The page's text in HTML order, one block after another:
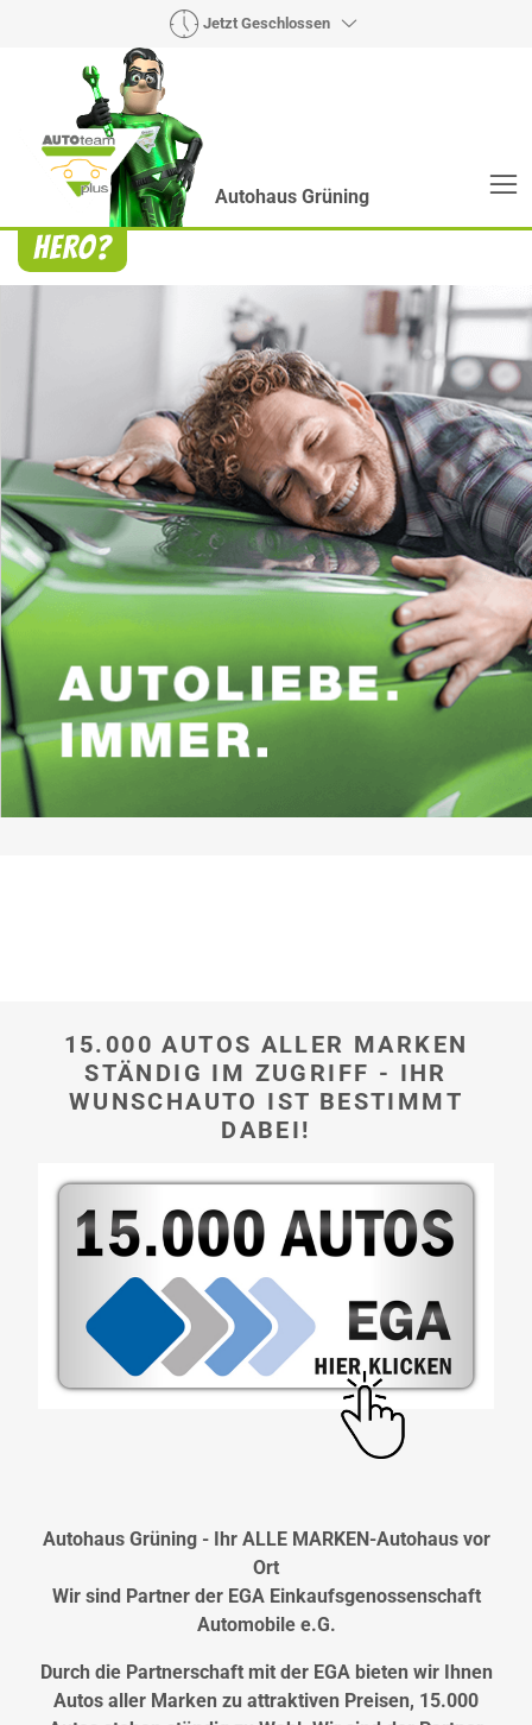
Jetzt Geschlossen
Autohaus Grüning
Heroes? Findet man bei uns!
Wie auch wir bringen Handmaker Herby, Rollin‘
Robby und Engineering Esy mit ihrer Superpower
jeden Wagen wieder auf die Bahn.
hier
15.000 AUTOS ALLER MARKEN
STÄNDIG IM ZUGRIFF - IHR
WUNSCHAUTO IST BESTIMMT
DABEI!
Autohaus Grüning - Ihr ALLE MARKEN-Autohaus vor
Ort
Wir sind Partner der EGA Einkaufsgenossenschaft
Automobile e.G.
Durch die Partnerschaft mit der EGA bieten wir Ihnen
Autos aller Marken zu attraktiven Preisen, 15.000